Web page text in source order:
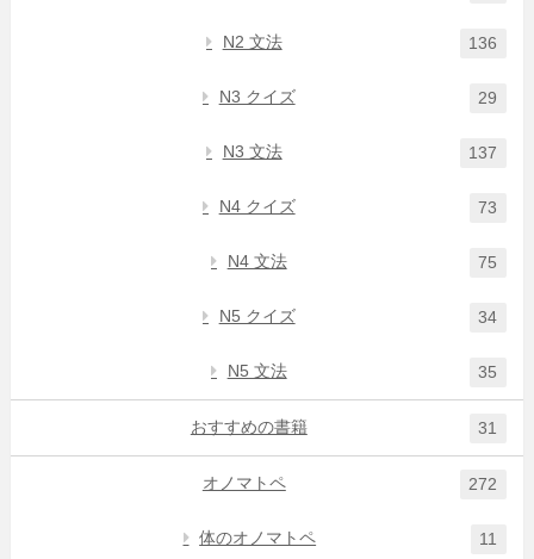
N2 文法 136
N3 クイズ 29
N3 文法 137
N4 クイズ 73
N4 文法 75
N5 クイズ 34
N5 文法 35
おすすめの書籍 31
オノマトペ 272
体のオノマトペ 11